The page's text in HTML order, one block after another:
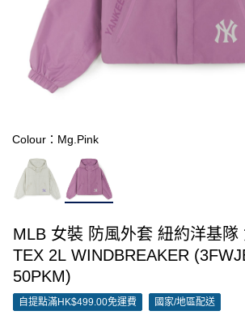
Colour：Mg.Pink
MLB 女裝 防風外套 紐約洋基隊 女裝
TEX 2L WINDBREAKER
50PKM)
自提點滿HK$499.00免運費 國家/地區配送